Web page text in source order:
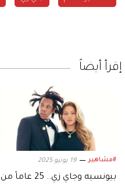
إقرأ أيضاً
#مشاهير 19 يونيو 2025
بيونسيه وجاي زي.. 25 عاماً من